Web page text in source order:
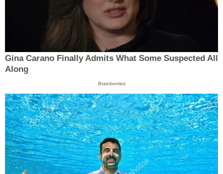
Gina Carano Finally Admits What Some Suspected All
Along
Brainberries